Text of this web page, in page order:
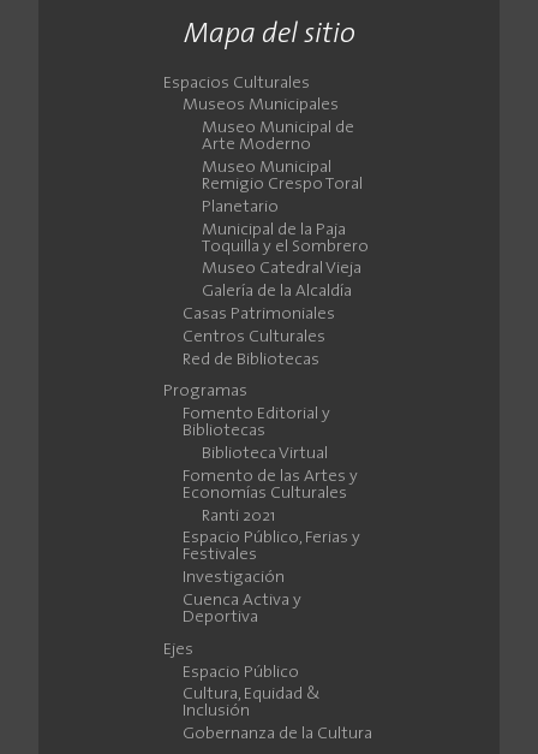
Mapa del sitio
Espacios Culturales
Museos Municipales
Museo Municipal de
Arte Moderno
Museo Municipal
Remigio Crespo Toral
Planetario
Municipal de la Paja
Toquilla y el Sombrero
Museo Catedral Vieja
Galería de la Alcaldía
Casas Patrimoniales
Centros Culturales
Red de Bibliotecas
Programas
Fomento Editorial y
Bibliotecas
Biblioteca Virtual
Fomento de las Artes y
Economías Culturales
Ranti 2021
Espacio Público, Ferias y
Festivales
Investigación
Cuenca Activa y
Deportiva
Ejes
Espacio Público
Cultura, Equidad &
Inclusión
Gobernanza de la Cultura